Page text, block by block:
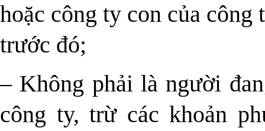
hoặc công ty con của
trước đó;
– Không phải là người
công ty, trừ các khoản